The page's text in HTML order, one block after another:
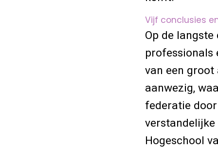
Vijf conclusies
Op de
professionals
van een
aanwezig,
federatie
verstandelijke
Hogeschool